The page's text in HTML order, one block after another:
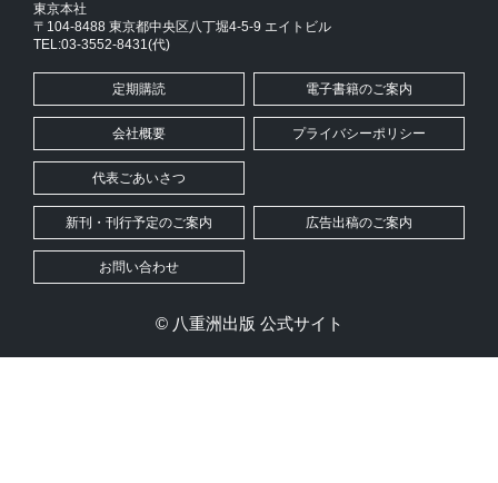
東京本社
〒104-8488 東京都中央区八丁堀4-5-9 エイトビル
TEL:03-3552-8431(代)
定期購読 電子書籍のご案内
会社概要 プライバシーポリシー
代表ごあいさつ
新刊・刊行予定のご案内 広告出稿のご案内
お問い合わせ
© 八重洲出版 公式サイト